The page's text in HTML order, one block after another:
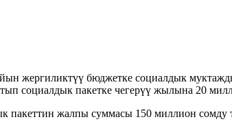
жергиликтүү бюджетке социалдык
социалдык пакетке чегерүү жылына 20
пакеттин жалпы суммасы 150 миллион сомду